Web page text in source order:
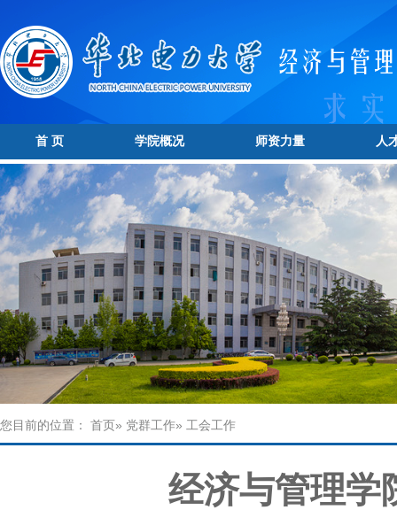
首 页 学院概况 师资力量 人
您目前的位置： 首页» 党群工作» 工会工作
经济与管理学